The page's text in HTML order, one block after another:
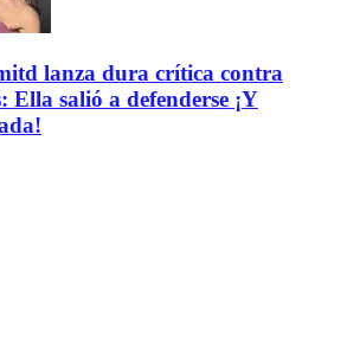
lanza dura crítica contra
Ella salió a defenderse ¡Y